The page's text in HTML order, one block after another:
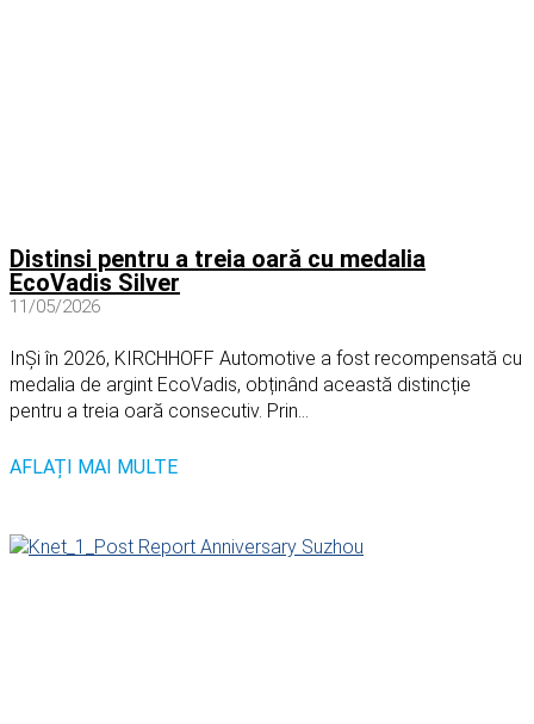
Distinsi pentru a treia oară cu medalia
EcoVadis Silver
11/05/2026
InȘi în 2026, KIRCHHOFF Automotive a fost recompensată cu
medalia de argint EcoVadis, obținând această distincție
pentru a treia oară consecutiv. Prin...
AFLAȚI MAI MULTE